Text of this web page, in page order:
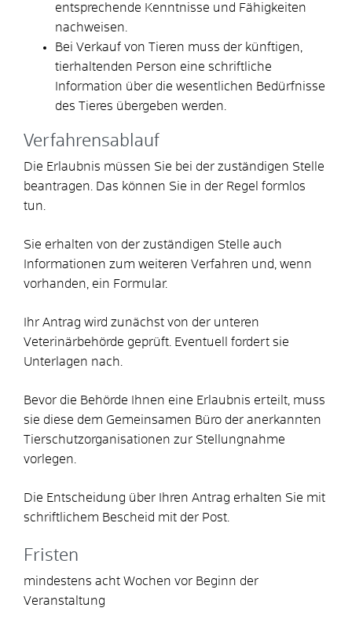
entsprechende Kenntnisse und Fähigkeiten
nachweisen.
Bei Verkauf von Tieren muss der künftigen,
tierhaltenden Person eine schriftliche
Information über die wesentlichen Bedürfnisse
des Tieres übergeben werden.
Verfahrensablauf
Die Erlaubnis müssen Sie bei der zuständigen Stelle
beantragen. Das können Sie in der Regel formlos
tun.
Sie erhalten von der zuständigen Stelle auch
Informationen zum weiteren Verfahren und, wenn
vorhanden, ein Formular.
Ihr Antrag wird zunächst von der unteren
Veterinärbehörde geprüft. Eventuell fordert sie
Unterlagen nach.
Bevor die Behörde Ihnen eine Erlaubnis erteilt, muss
sie diese dem Gemeinsamen Büro der anerkannten
Tierschutzorganisationen zur Stellungnahme
vorlegen.
Die Entscheidung über Ihren Antrag erhalten Sie mit
schriftlichem Bescheid mit der Post.
Fristen
mindestens acht Wochen vor Beginn der
Veranstaltung